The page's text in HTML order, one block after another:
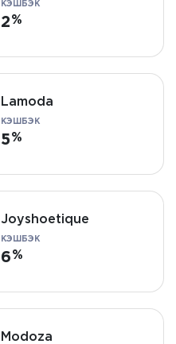
КЭШБЭК
2
Lamoda
КЭШБЭК
5
Joyshoetique
КЭШБЭК
6
Modoza